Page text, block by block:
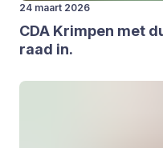
24 maart 2026
CDA Krim­pen met
raad in.